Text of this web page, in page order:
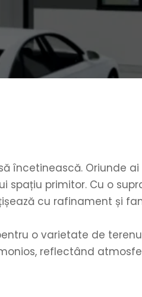
încetinească. Oriunde
cu rafinament și
o varietate de
reflectând